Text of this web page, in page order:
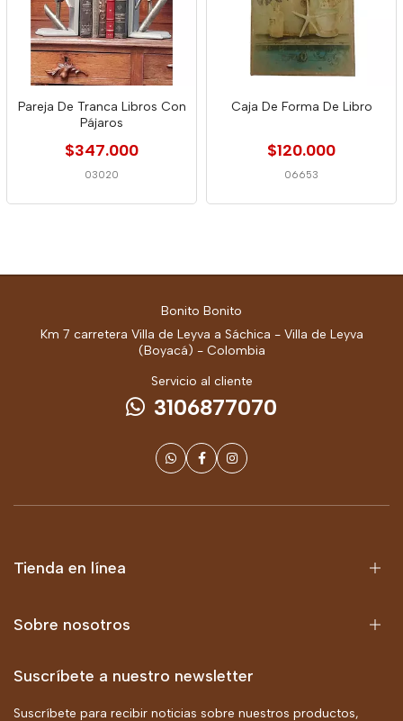
Pareja De Tranca Libros Con
Pájaros
$347.000
03020
Caja De Forma De Libro
$120.000
06653
Bonito Bonito
Km 7 carretera Villa de Leyva a Sáchica - Villa de Leyva
(Boyacá) - Colombia
Servicio al cliente
3106877070
Tienda en línea
Sobre nosotros
Suscríbete a nuestro newsletter
Suscríbete para recibir noticias sobre nuestros productos,